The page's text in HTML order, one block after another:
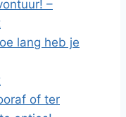
–
lang heb je
of ter